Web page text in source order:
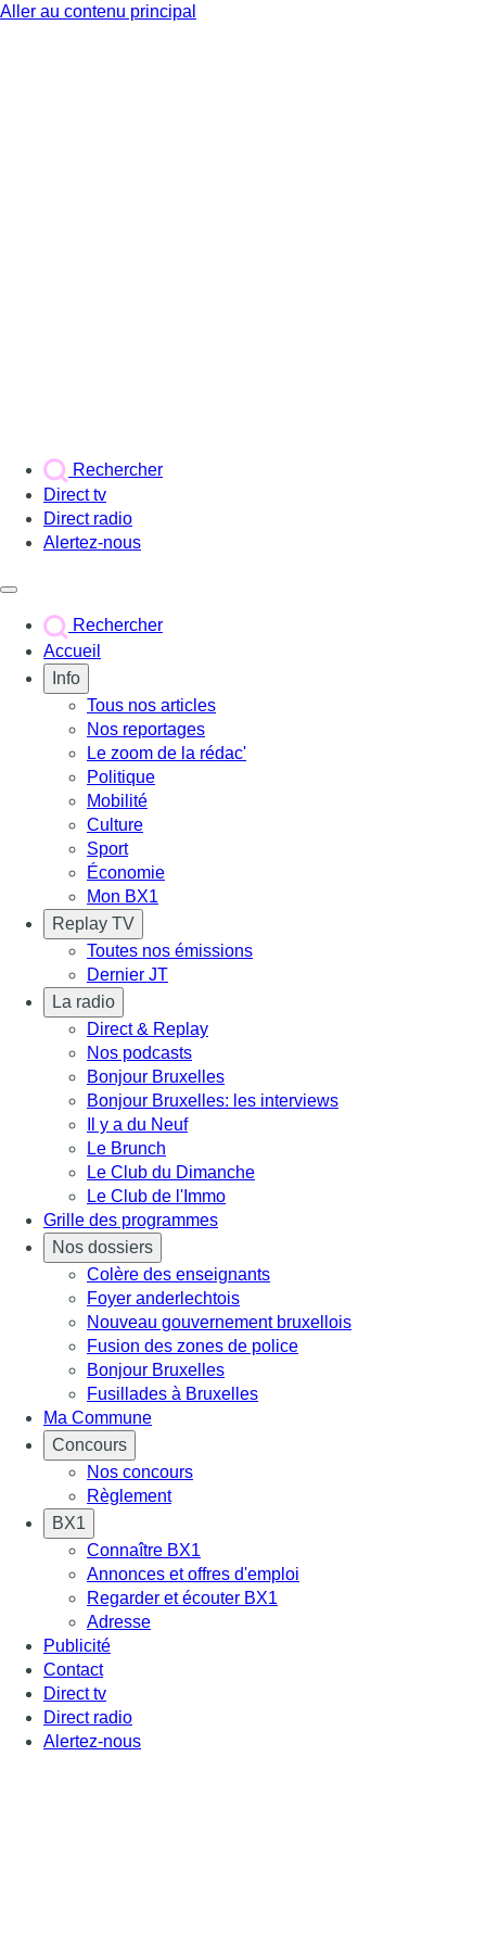
Aller au contenu principal
Rechercher
Direct tv
Direct radio
Alertez-nous
Rechercher
Accueil
Info
Tous nos articles
Nos reportages
Le zoom de la rédac'
Politique
Mobilité
Culture
Sport
Économie
Mon BX1
Replay TV
Toutes nos émissions
Dernier JT
La radio
Direct & Replay
Nos podcasts
Bonjour Bruxelles
Bonjour Bruxelles: les interviews
Il y a du Neuf
Le Brunch
Le Club du Dimanche
Le Club de l'Immo
Grille des programmes
Nos dossiers
Colère des enseignants
Foyer anderlechtois
Nouveau gouvernement bruxellois
Fusion des zones de police
Bonjour Bruxelles
Fusillades à Bruxelles
Ma Commune
Concours
Nos concours
Règlement
BX1
Connaître BX1
Annonces et offres d'emploi
Regarder et écouter BX1
Adresse
Publicité
Contact
Direct tv
Direct radio
Alertez-nous